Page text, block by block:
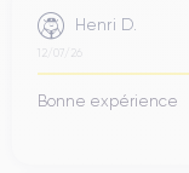
Henri D.
12/07/26
Bonne expérience